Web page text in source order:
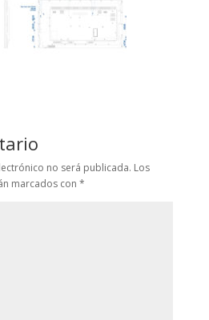
no será publicada. Los
marcados con *